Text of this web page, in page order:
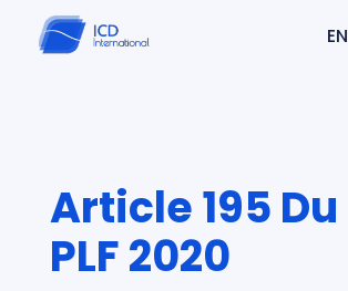
EN
Article 195 Du
PLF 2020